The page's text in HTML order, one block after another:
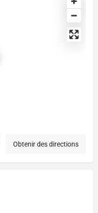
Obtenir des directions